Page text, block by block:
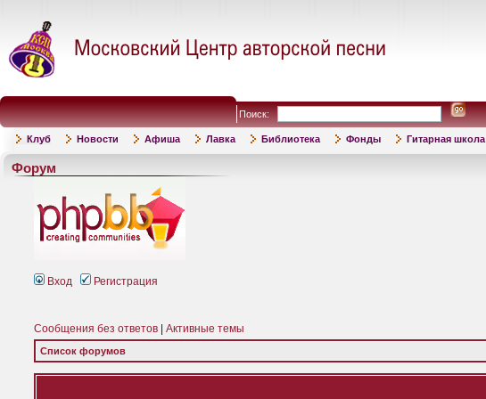
Поиск:
Клуб Новости Афиша Лавка Библиотека Фонды Гитарная школа
Форум
Вход Регистрация
Сообщения без ответов Активные темы
Список форумов